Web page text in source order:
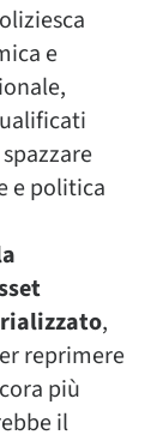
e
e politica
,
reprimere
più
il